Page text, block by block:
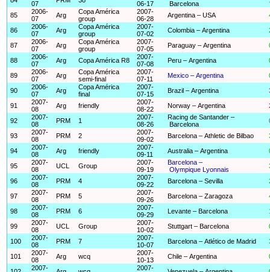
07 06-17 Barcelona
85
2006-
07
Arg
Copa América
group
2007-
06-28
Argentina – USA
86
2006-
07
Arg
Copa América
group
2007-
07-02
Colombia – Argentina
87
2006-
07
Arg
Copa América
group
2007-
07-05
Paraguay – Argentina
88
2006-
07
Arg Copa América R8
2007-
07-08
Peru – Argentina
89
2006-
07
Arg
Copa América
semi-final
2007-
07-11
Mexico – Argentina
90
2006-
07
Arg
Copa América
final
2007-
07-15
Brazil – Argentina
91
2007-
08
Arg friendly
2007-
08-22
Norway – Argentina
92
2007-
08
PRM 1
2007-
08-26
Racing de Santander –
Barcelona
93
2007-
08
PRM 2
2007-
09-02
Barcelona – Athletic de Bilbao
94
2007-
08
Arg friendly
2007-
09-11
Australia – Argentina
95
2007-
08
UCL Group
2007-
09-19
Barcelona –
Olympique Lyonnais
96
2007-
08
PRM 4
2007-
09-22
Barcelona – Sevilla
97
2007-
08
PRM 5
2007-
09-26
Barcelona – Zaragoza
98
2007-
08
PRM 6
2007-
09-29
Levante – Barcelona
99
2007-
08
UCL Group
2007-
10-02
Stuttgart – Barcelona
100
2007-
08
PRM 7
2007-
10-07
Barcelona – Atlético de Madrid
101
2007-
08
Arg wcq
2007-
10-13
Chile – Argentina
2007-
2007-